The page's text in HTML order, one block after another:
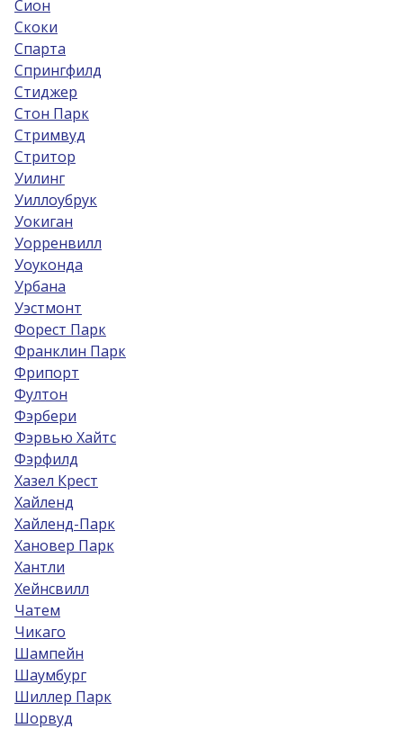
Сион
Скоки
Спарта
Спрингфилд
Стиджер
Стон Парк
Стримвуд
Стритор
Уилинг
Уиллоубрук
Уокиган
Уорренвилл
Уоуконда
Урбана
Уэстмонт
Форест Парк
Франклин Парк
Фрипорт
Фултон
Фэрбери
Фэрвью Хайтс
Фэрфилд
Хазел Крест
Хайленд
Хайленд-Парк
Хановер Парк
Хантли
Хейнсвилл
Чатем
Чикаго
Шампейн
Шаумбург
Шиллер Парк
Шорвуд